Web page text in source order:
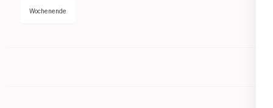
Wochenende